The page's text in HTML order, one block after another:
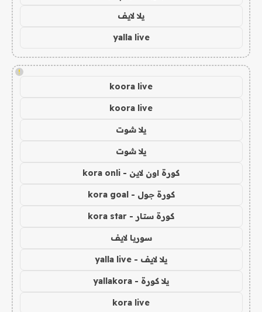
يلا لايف
yalla live
!
koora live
koora live
يلا شوت
يلا شوت
كورة اون لاين - kora onli
كورة جول - kora goal
كورة ستار - kora star
سوريا لايف
يلا لايف - yalla live
يلا كورة - yallakora
kora live